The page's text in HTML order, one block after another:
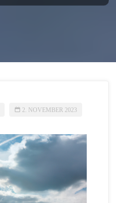
2. NOVEMBER 2023